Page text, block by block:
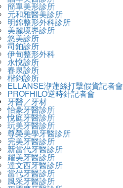
簡單美形診所
元和雅醫美診所
明錦整形外科診所
美麗境界診所
悠美診所
司鉑診所
伊甸整形外科
永悅診所
春泉診所
楷鈞診所
ELLANSE洢蓮絲打擊假貨記者會
PROFHILO逆時針記者會
牙醫／牙材
怡豪牙醫診所
悅庭牙醫診所
玩美牙醫診所
尊榮美學牙醫診所
完美牙醫診所
新當代牙醫診所
耀美牙醫診所
達文西牙醫診所
當代牙醫診所
風采牙醫診所